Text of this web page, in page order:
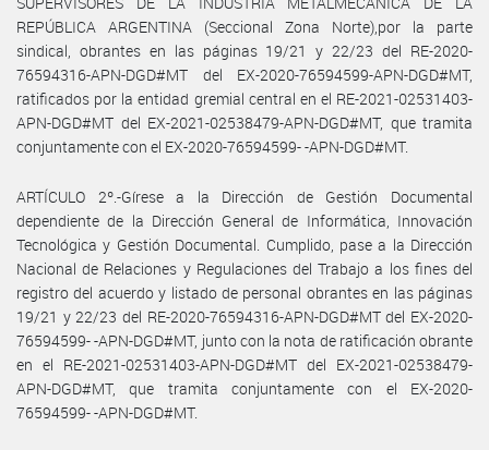
REPÚBLICA ARGENTINA (Seccional Zona Norte),por la parte
sindical, obrantes en las páginas 19/21 y 22/23 del RE-2020-
76594316-APN-DGD#MT del EX-2020-76594599-APN-DGD#MT,
ratificados por la entidad gremial central en el RE-2021-02531403-
APN-DGD#MT del EX-2021-02538479-APN-DGD#MT, que tramita
conjuntamente con el EX-2020-76594599- -APN-DGD#MT.
ARTÍCULO 2º.-Gírese a la Dirección de Gestión Documental
dependiente de la Dirección General de Informática, Innovación
Tecnológica y Gestión Documental. Cumplido, pase a la Dirección
Nacional de Relaciones y Regulaciones del Trabajo a los fines del
registro del acuerdo y listado de personal obrantes en las páginas
19/21 y 22/23 del RE-2020-76594316-APN-DGD#MT del EX-2020-
76594599- -APN-DGD#MT, junto con la nota de ratificación obrante
en el RE-2021-02531403-APN-DGD#MT del EX-2021-02538479-
APN-DGD#MT, que tramita conjuntamente con el EX-2020-
76594599- -APN-DGD#MT.